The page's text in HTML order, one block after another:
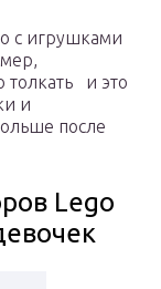
с игрушками
толкать и это
и
после
Lego